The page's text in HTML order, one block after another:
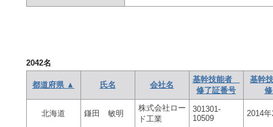
2042名
都道府県 ▲ 氏名 会社名
基幹技能者
修了証番号
基幹
北海道 鎌田 敏明
株式会社ロー
ド工業
301301-
10509
2014